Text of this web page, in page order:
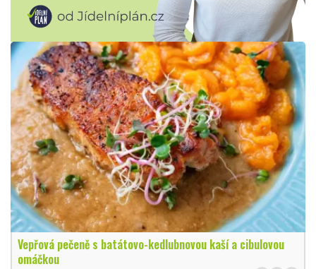
Vepřová pečeně s batátovo-kedlubnovou kaší a cibulovou
omáčkou